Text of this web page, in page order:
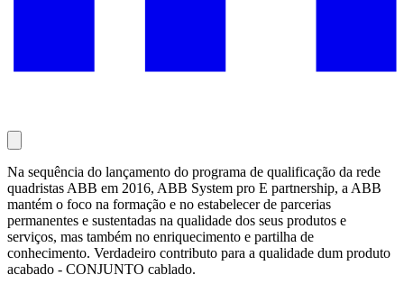
Na sequência do lançamento do programa de qualificação da rede
quadristas ABB em 2016, ABB System pro E partnership, a ABB
mantém o foco na formação e no estabelecer de parcerias
permanentes e sustentadas na qualidade dos seus produtos e
serviços, mas também no enriquecimento e partilha de
conhecimento. Verdadeiro contributo para a qualidade dum produto
acabado - CONJUNTO cablado.